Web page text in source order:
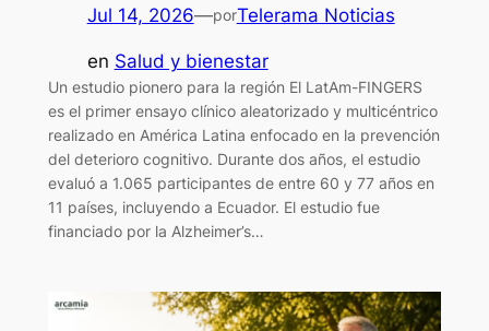
Jul 14, 2026—porTelerama Noticias
en Salud y bienestar
Un estudio pionero para la región El LatAm-FINGERS
es el primer ensayo clínico aleatorizado y multicéntrico
realizado en América Latina enfocado en la prevención
del deterioro cognitivo. Durante dos años, el estudio
evaluó a 1.065 participantes de entre 60 y 77 años en
11 países, incluyendo a Ecuador. El estudio fue
financiado por la Alzheimer’s…